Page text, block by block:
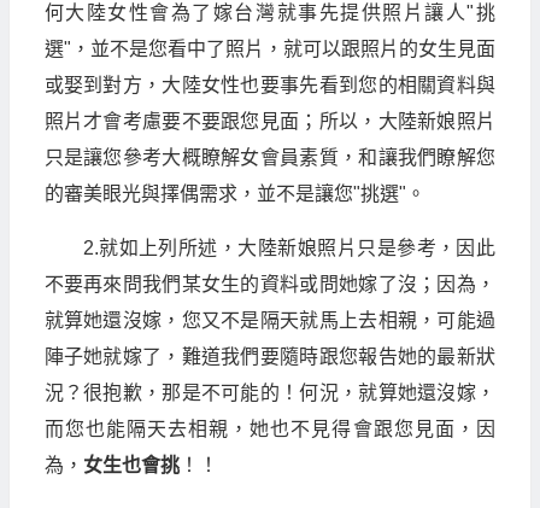
何大陸女性會為了嫁台灣就事先提供照片讓人"挑
選"，並不是您看中了照片，就可以跟照片的女生見面
或娶到對方，大陸女性也要事先看到您的相關資料與
照片才會考慮要不要跟您見面；所以，大陸新娘照片
只是讓您參考大概瞭解女會員素質，和讓我們瞭解您
的審美眼光與擇偶需求，並不是讓您"挑選"。
2.就如上列所述，大陸新娘照片只是參考，因此
不要再來問我們某女生的資料或問她嫁了沒；因為，
就算她還沒嫁，您又不是隔天就馬上去相親，可能過
陣子她就嫁了，難道我們要隨時跟您報告她的最新狀
況？很抱歉，那是不可能的！何況，就算她還沒嫁，
而您也能隔天去相親，她也不見得會跟您見面，因
為， 女生也會挑！！